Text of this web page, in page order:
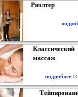
Риэлтер
Классический
массаж
подробнее